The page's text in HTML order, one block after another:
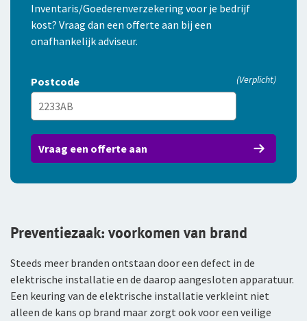
assurantiebelasting en pakketkorting)
€ 14,78
Inventaris/Goederenverzekering voor je bedrijf
kost? Vraag dan een offerte aan bij een
onafhankelijk adviseur.
Postcode (Verplicht)
Vraag een offerte aan
Preventiezaak: voorkomen van brand
Steeds meer branden ontstaan door een defect in de
elektrische installatie en de daarop aangesloten apparatuur.
Een keuring van de elektrische installatie verkleint niet
alleen de kans op brand maar zorgt ook voor een veilige